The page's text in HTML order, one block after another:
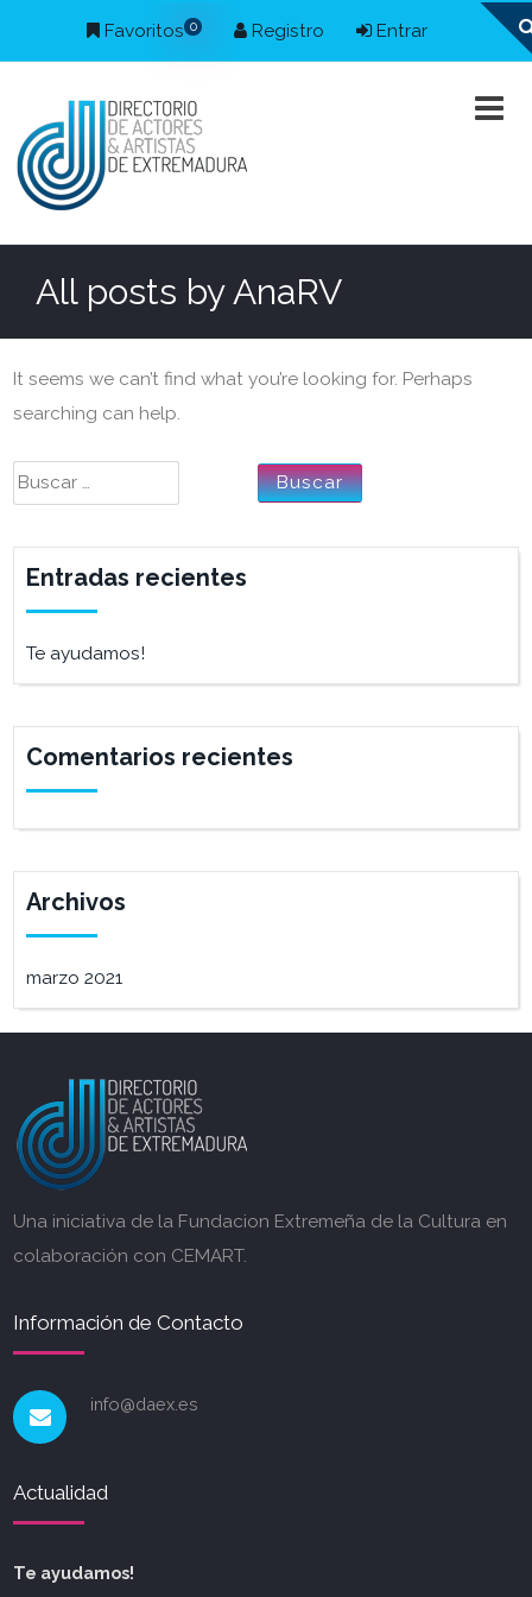
Favoritos 0 Registro Entrar
All posts byAnaRV
It seems we can’t find what you’re looking for. Perhaps
searching can help.
Buscar:
Entradas recientes
Te ayudamos!
Comentarios recientes
Archivos
marzo 2021
Una iniciativa de la Fundacion Extremeña de la Cultura en
colaboración con CEMART.
Información de Contacto
info@daex.es
Actualidad
Te ayudamos!